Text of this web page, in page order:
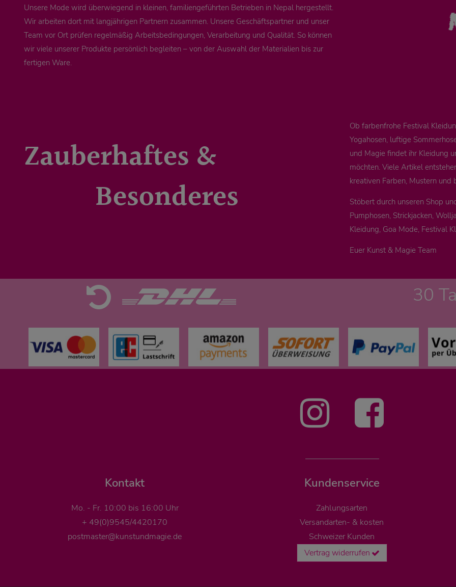
Unsere Mode wird überwiegend in kleinen, familiengeführten Betrieben in Nepal hergestellt.
Wir arbeiten dort mit langjährigen Partnern zusammen. Unsere Geschäftspartner und unser
Team vor Ort prüfen regelmäßig Arbeitsbedingungen, Verarbeitung und Qualität. So können
wir viele unserer Produkte persönlich begleiten – von der Auswahl der Materialien bis zur
fertigen Ware.
Zauberhaftes &
Besonderes
Ob farbenfrohe Festival
Yogahosen, luftige
und Magie findet ihr Kleidung
möchten. Viele Artikel
kreativen Farben, Mustern und
Stöbert durch unseren Shop
Pumphosen, Strickjacken,
Kleidung, Goa Mode, Festival
Euer Kunst & Magie Team
30
Kontakt
Mo. - Fr. 10:00 bis 16:00 Uhr
+ 49(0)9545/4420170
postmaster@kunstundmagie.de
Kundenservice
Zahlungsarten
Versandarten- & kosten
Schweizer Kunden
Vertrag widerrufen